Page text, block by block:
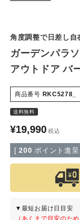
ご利用ガイド
特定商取引法について
会社概要
よくある質問
お問い合わせ
角度調整で日差し自
ガーデンパラ
アウトドア バ
商品番号 RKC5278_
送料無料
¥19,990 税込
[ 200 ポイント進
▼最短お届け日目安
（あくまで目安のた